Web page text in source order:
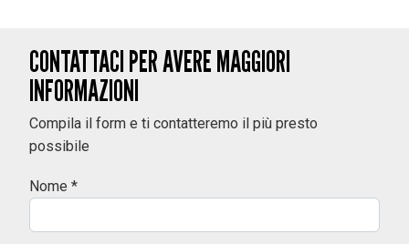
CONTATTACI PER AVERE MAGGIORI
INFORMAZIONI
Compila il form e ti contatteremo il più presto
possibile
Nome *